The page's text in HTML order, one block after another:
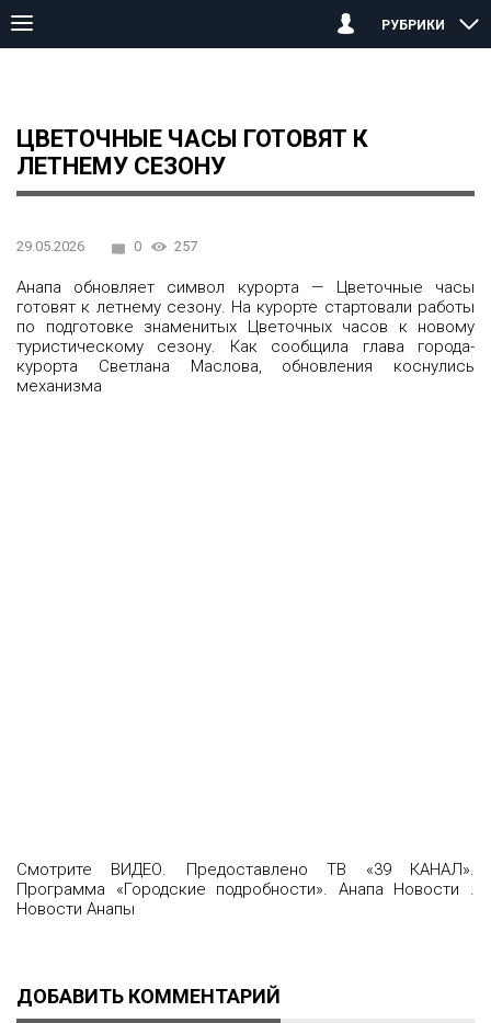
РУБРИКИ
Цветочные часы готовят к летнему
ЦВЕТОЧНЫЕ ЧАСЫ ГОТОВЯТ К
ЛЕТНЕМУ СЕЗОНУ
29.05.2026 0 257
Анапа обновляет символ курорта — Цветочные часы
готовят к летнему сезону. На курорте стартовали работы
по подготовке знаменитых Цветочных часов к новому
туристическому сезону. Как сообщила глава города-
курорта Светлана Маслова, обновления коснулись
механизма
Смотрите ВИДЕО. Предоставлено ТВ «39 КАНАЛ».
Программа «Городские подробности». Анапа Новости .
Новости Анапы
ДОБАВИТЬ КОММЕНТАРИЙ